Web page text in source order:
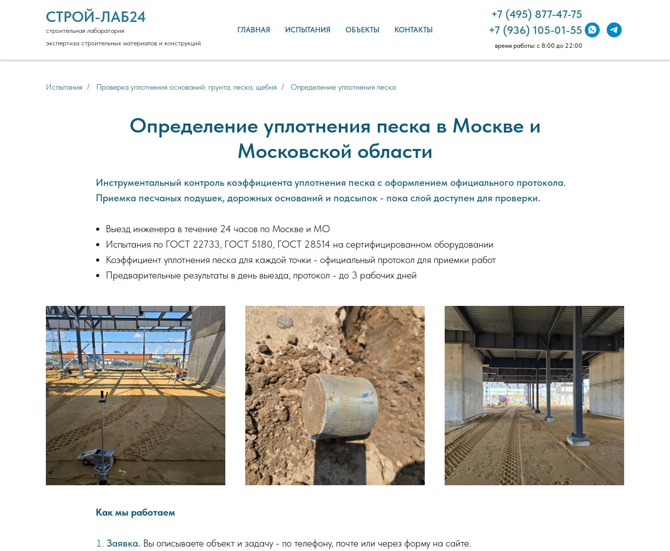
СТРОЙ-ЛАБ24
строительная лаборатория
экспертиза строительных материалов и конструкций
ГЛАВНАЯ ИСПЫТАНИЯ ОБЪЕКТЫ КОНТАКТЫ
+7 (495) 877-47-75
+7 (936) 105-01-55
время работы: с 8:00 до 22:00
Испытания / Проверка уплотнения оснований: грунта, песка, щебня / Определение уплотнения песка
Определение уплотнения песка в Москве и
Московской области
Инструментальный контроль коэффициента уплотнения песка с оформлением официального протокола.
Приемка песчаных подушек, дорожных оснований и подсыпок - пока слой доступен для проверки.
Выезд инженера в течение 24 часов по Москве и МО
Испытания по ГОСТ 22733, ГОСТ 5180, ГОСТ 28514 на сертифицированном оборудовании
Коэффициент уплотнения песка для каждой точки - официальный протокол для приемки работ
Предварительные результаты в день выезда, протокол - до 3 рабочих дней
Как мы работаем
Заявка. Вы описываете объект и задачу - по телефону, почте или через форму на сайте.